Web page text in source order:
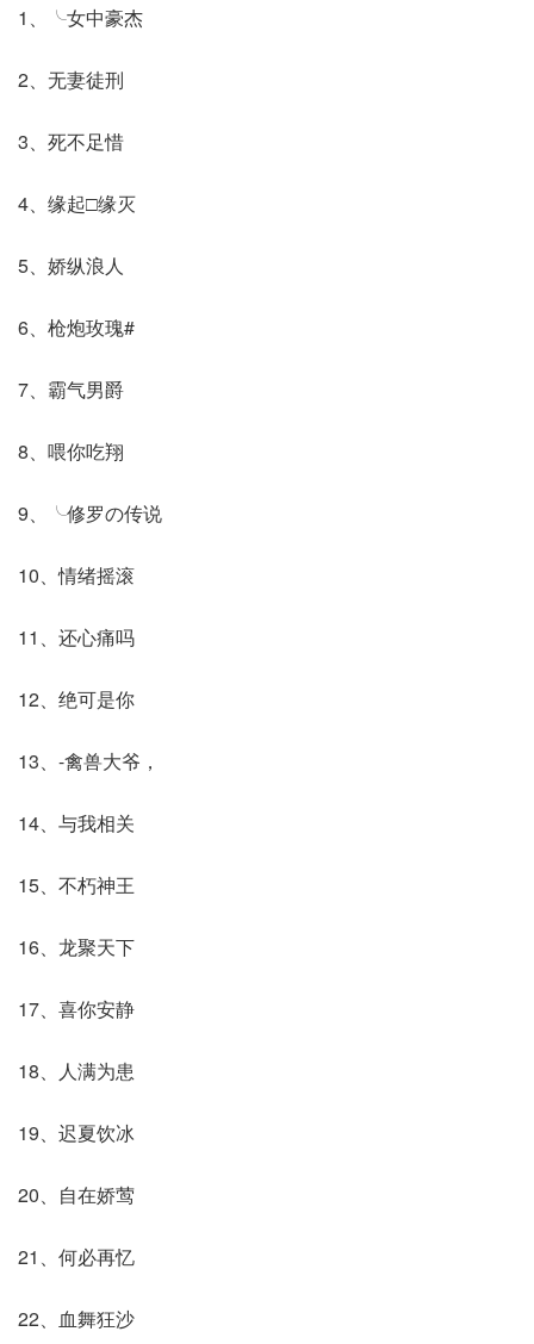
1、╰女中豪杰
2、无妻徒刑
3、死不足惜
4、缘起□缘灭
5、娇纵浪人
6、枪炮玫瑰#
7、霸气男爵
8、喂你吃翔
9、╰修罗の传说
10、情绪摇滚
11、还心痛吗
12、绝可是你
13、-禽兽大爷，
14、与我相关
15、不朽神王
16、龙聚天下
17、喜你安静
18、人满为患
19、迟夏饮冰
20、自在娇莺
21、何必再忆
22、血舞狂沙